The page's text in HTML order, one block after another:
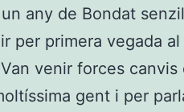
any de Bondat
per primera vegada
venir forces
gent i per